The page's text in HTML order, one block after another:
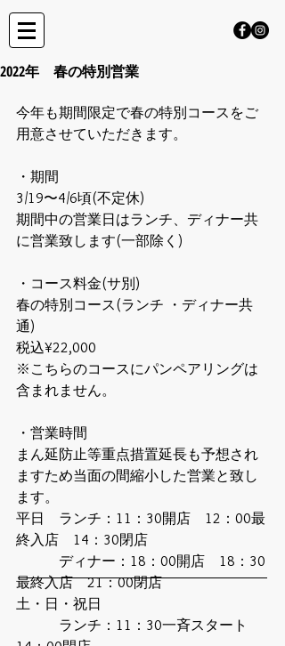
2022年 春の特別営業
今年も期間限定で春の特別コースをご
用意させていただきます。
・期間
3/19〜4/6頃(不定休)
期間中の営業日はランチ、ディナー共
に営業致します(一部除く)
・コース料金(サ別)
春の特別コース(ランチ ・ディナー共
通)
税込¥22,000
※こちらのコースにパンペアリングは
含まれません。
・営業時間
まん延防止等重点措置延長も予想され
ますため当面の間縮小した営業と致し
ます。
平日　ランチ：11：30開店　12：00最
終入店　14：30閉店
ディナー：18：00開店　18：30
最終入店　21：00閉店
土・日・祝日
ランチ：11：30一斉スタート